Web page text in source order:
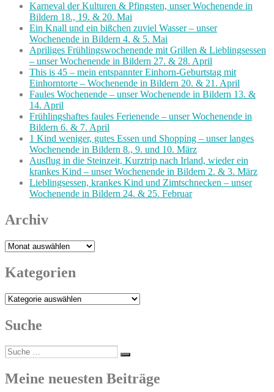
Karneval der Kulturen & Pfingsten, unser Wochenende in
Bildern 18., 19. & 20. Mai
Ein Knall und ein bißchen zuviel Wasser – unser
Wochenende in Bildern 4. & 5. Mai
Apriliges Frühlingswochenende mit Grillen & Lieblingsessen
– unser Wochenende in Bildern 27. & 28. April
This is 45 – mein entspannter Einhorn-Geburtstag mit
Einhorntorte – Wochenende in Bildern 20. & 21. April
Faules Wochenende – unser Wochenende in Bildern 13. &
14. April
Frühlingshaftes faules Ferienende – unser Wochenende in
Bildern 6. & 7. April
1 Kind weniger, gutes Essen und Shopping – unser langes
Wochenende in Bildern 8., 9. und 10. März
Ausflug in die Steinzeit, Kurztrip nach Irland, wieder ein
krankes Kind – unser Wochenende in Bildern 2. & 3. März
Lieblingsessen, krankes Kind und Zimtschnecken – unser
Wochenende in Bildern 24. & 25. Februar
Archiv
Archiv
Kategorien
Kategorien
Suche
Suche
nach:
Suchen
Meine neuesten Beiträge